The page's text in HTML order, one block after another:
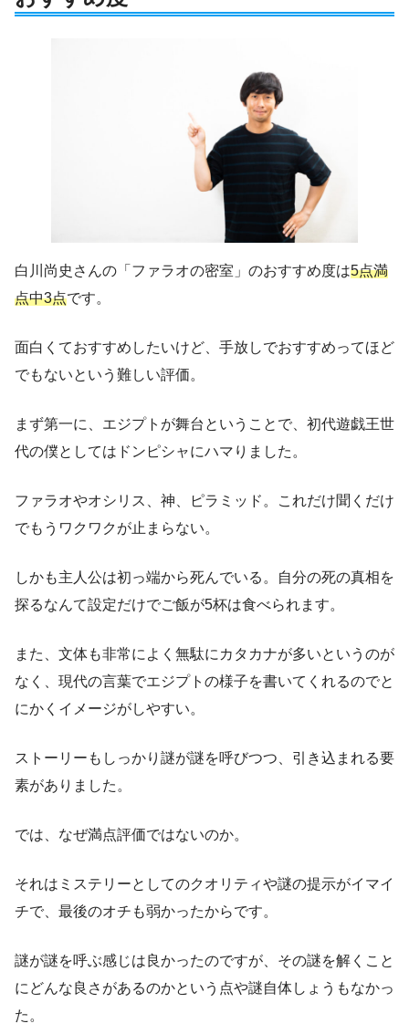
白川尚史さんの「ファラオの密室」のおすすめ度は5点満
点中3点です。
面白くておすすめしたいけど、手放しでおすすめってほど
でもないという難しい評価。
まず第一に、エジプトが舞台ということで、初代遊戯王世
代の僕としてはドンピシャにハマりました。
ファラオやオシリス、神、ピラミッド。これだけ聞くだけ
でもうワクワクが止まらない。
しかも主人公は初っ端から死んでいる。自分の死の真相を
探るなんて設定だけでご飯が5杯は食べられます。
また、文体も非常によく無駄にカタカナが多いというのが
なく、現代の言葉でエジプトの様子を書いてくれるのでと
にかくイメージがしやすい。
ストーリーもしっかり謎が謎を呼びつつ、引き込まれる要
素がありました。
では、なぜ満点評価ではないのか。
それはミステリーとしてのクオリティや謎の提示がイマイ
チで、最後のオチも弱かったからです。
謎が謎を呼ぶ感じは良かったのですが、その謎を解くこと
にどんな良さがあるのかという点や謎自体しょうもなかっ
た。